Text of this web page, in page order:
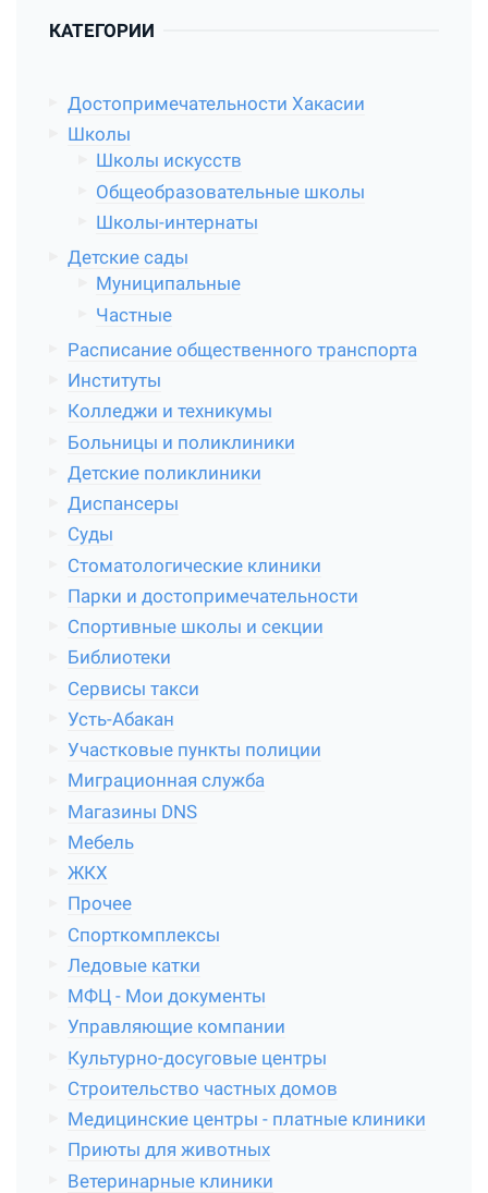
КАТЕГОРИИ
Достопримечательности Хакасии
Школы
Школы искусств
Общеобразовательные школы
Школы-интернаты
Детские сады
Муниципальные
Частные
Расписание общественного транспорта
Институты
Колледжи и техникумы
Больницы и поликлиники
Детские поликлиники
Диспансеры
Суды
Стоматологические клиники
Парки и достопримечательности
Спортивные школы и секции
Библиотеки
Сервисы такси
Усть-Абакан
Участковые пункты полиции
Миграционная служба
Магазины DNS
Мебель
ЖКХ
Прочее
Спорткомплексы
Ледовые катки
МФЦ - Мои документы
Управляющие компании
Культурно-досуговые центры
Строительство частных домов
Медицинские центры - платные клиники
Приюты для животных
Ветеринарные клиники